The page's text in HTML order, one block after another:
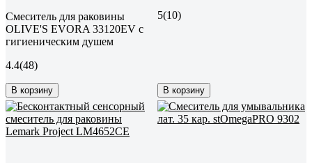
Смеситель для раковины
OLIVE'S EVORA 33120EV с
гигиеническим душем
4.4(48)
В корзину
5(10)
В корзину